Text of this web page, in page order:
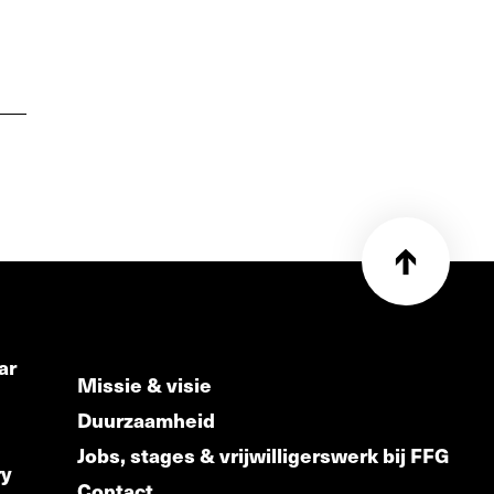
Missie & visie
Duurzaamheid
Jobs, stages & vrijwilligerswerk bij FFG